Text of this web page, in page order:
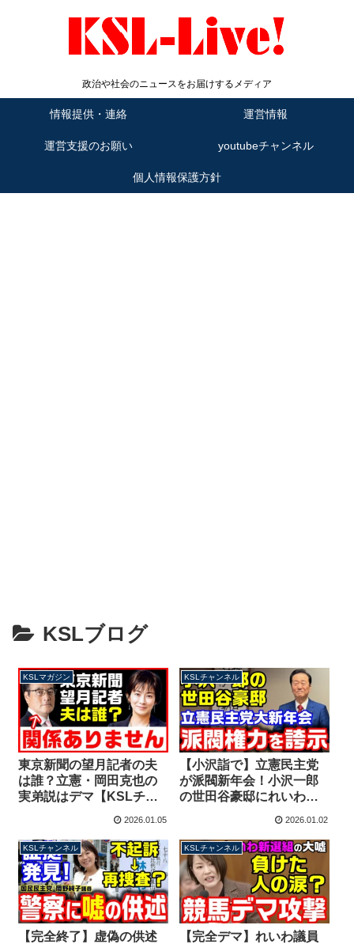
政治や社会のニュースをお届けするメディア
情報提供・連絡 運営情報
運営支援のお願い youtubeチャンネル
個人情報保護方針
KSLブログ
KSLマガジン
東京新聞の望月記者の夫
は誰？立憲・岡田克也の
実弟説はデマ【KSLチャ
2026.01.05
KSLチャンネル
【小沢詣で】立憲民主党
が派閥新年会！小沢一郎
の世田谷豪邸にれいわ議
り損ねた男【KSLチャン
ネル】
2026.01.02
KSLチャンネル
【完全終了】虚偽の供述
KSLチャンネル
【完全デマ】れいわ議員